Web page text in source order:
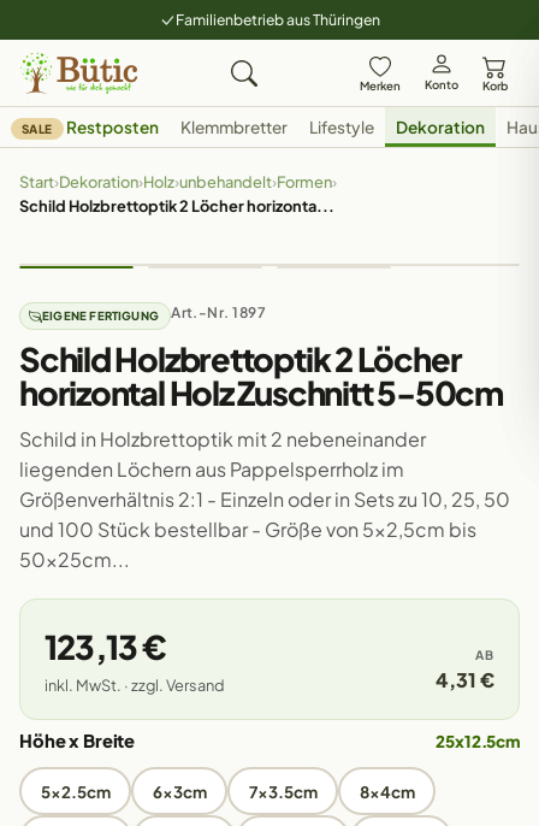
Familienbetrieb aus Thüringen
Merken Konto Korb
SALE Restposten Klemmbretter Lifestyle Dekoration
Start›Dekoration›Holz›unbehandelt›Formen›
Schild Holzbrettoptik 2 Löcher horizonta...
EIGENE FERTIGUNG Art.-Nr. 1897
Schild Holzbrettoptik 2 Löcher
horizontal Holz Zuschnitt 5-50cm
Schild in Holzbrettoptik mit 2 nebeneinander
liegenden Löchern aus Pappelsperrholz im
Größenverhältnis 2:1 - Einzeln oder in Sets zu 10, 25, 50
und 100 Stück bestellbar - Größe von 5x2,5cm bis
50x25cm...
123,13 €
inkl. MwSt. · zzgl. Versand
AB
4,31 €
Höhe x Breite 25x12.5cm
5x2.5cm 6x3cm 7x3.5cm 8x4cm